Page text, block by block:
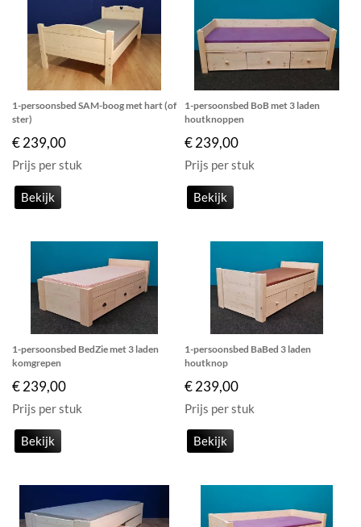
1-persoonsbed SAM-boog met hart (of
ster)
€ 239,00
Prijs per stuk
Bekijk
1-persoonsbed BoB met 3 laden
houtknoppen
€ 239,00
Prijs per stuk
Bekijk
1-persoonsbed BedZie met 3 laden
komgrepen
€ 239,00
Prijs per stuk
Bekijk
1-persoonsbed BaBed 3 laden
houtknop
€ 239,00
Prijs per stuk
Bekijk